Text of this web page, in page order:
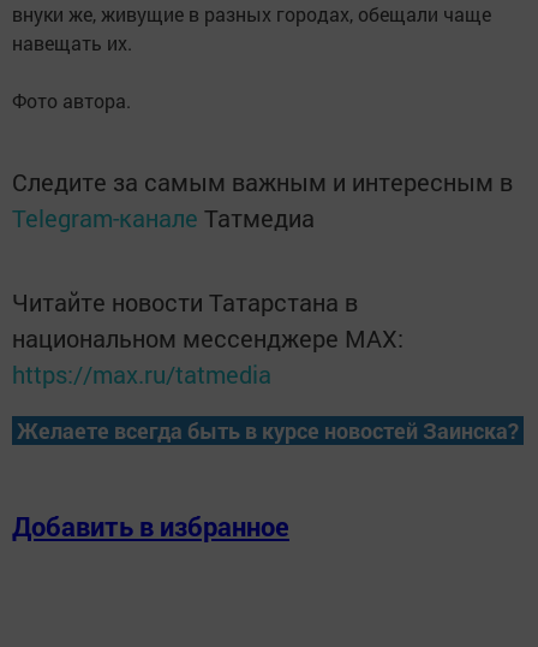
внуки же, живущие в разных городах, обещали чаще
навещать их.
Фото автора.
Следите за самым важным и интересным в
Telegram-канале Татмедиа
Читайте новости Татарстана в
национальном мессенджере MАХ:
https://max.ru/tatmedia
Желаете всегда быть в курсе новостей Заинска?
Добавить в избранное